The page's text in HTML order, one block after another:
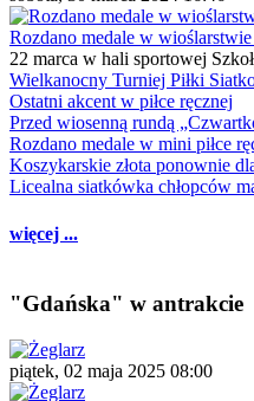
Rozdano medale w
22 marca w hali sportowej
Wielkanocny Turniej Piłki
Ostatni akcent w piłce ręcznej
Przed wiosenną rundą
Rozdano medale w mini piłce
Koszykarskie złota ponownie
Licealna siatkówka chłopców
więcej ...
"Gdańska" w antrakcie
piątek, 02 maja 2025 08:00